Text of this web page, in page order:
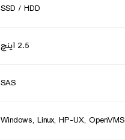
SSD / HDD
2.5 اینچ
SAS
Windows, Linux, HP-UX, OpenVMS